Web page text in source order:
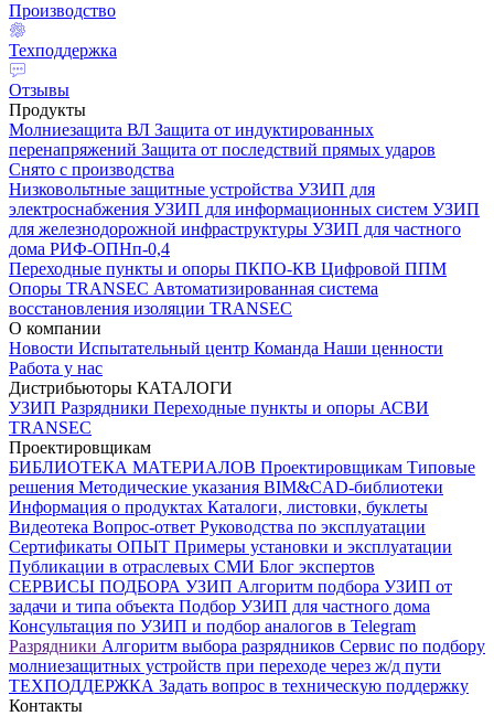
Производство
Техподдержка
Отзывы
Продукты
Молниезащита ВЛ Защита от индуктированных
перенапряжений Защита от последствий прямых ударов
Снято с производства
Низковольтные защитные устройства УЗИП для
электроснабжения УЗИП для информационных систем УЗИП
для железнодорожной инфраструктуры УЗИП для частного
дома РИФ-ОПНп-0,4
Переходные пункты и опоры ПКПО-КВ Цифровой ППМ
Опоры TRANSEC Автоматизированная система
восстановления изоляции TRANSEC
О компании
Новости Испытательный центр Команда Наши ценности
Работа у нас
Дистрибьюторы КАТАЛОГИ
УЗИП Разрядники Переходные пункты и опоры АСВИ
TRANSEC
Проектировщикам
БИБЛИОТЕКА МАТЕРИАЛОВ Проектировщикам Типовые
решения Методические указания BIM&CAD-библиотеки
Информация о продуктах Каталоги, листовки, буклеты
Видеотека Вопрос-ответ Руководства по эксплуатации
Сертификаты ОПЫТ Примеры установки и эксплуатации
Публикации в отраслевых СМИ Блог экспертов
СЕРВИСЫ ПОДБОРА УЗИП Алгоритм подбора УЗИП от
задачи и типа объекта Подбор УЗИП для частного дома
Консультация по УЗИП и подбор аналогов в Telegram
Разрядники Алгоритм выбора разрядников Сервис по подбору
молниезащитных устройств при переходе через ж/д пути
ТЕХПОДДЕРЖКА Задать вопрос в техническую поддержку
Контакты